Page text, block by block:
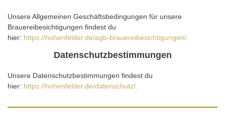
Unsere Allgemeinen Geschäftsbedingungen für unsere
Brauereibesichtigungen findest du
hier: https://hohenfelder.de/agb-brauereibesichtigungen/.
Datenschutzbestimmungen
Unsere Datenschutzbestimmungen findest du
hier: https://hohenfelder.de/datenschutz/.